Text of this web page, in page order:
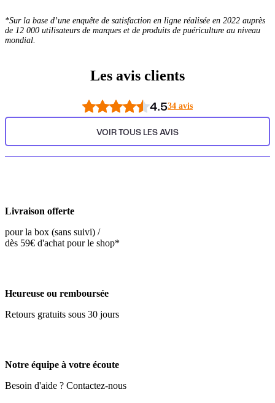
*Sur la base d’une enquête de satisfaction en ligne réalisée en 2022 auprès
de 12 000 utilisateurs de marques et de produits de puériculture au niveau
mondial.
Les avis clients
4.534 avis
VOIR TOUS LES AVIS
Livraison offerte
pour la box (sans suivi) /
dès 59€ d'achat pour le shop*
Heureuse ou remboursée
Retours gratuits sous 30 jours
Notre équipe à votre écoute
Besoin d'aide ? Contactez-nous